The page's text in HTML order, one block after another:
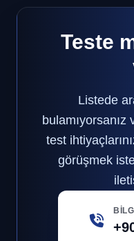
Teste
Listede
test
görüşmek